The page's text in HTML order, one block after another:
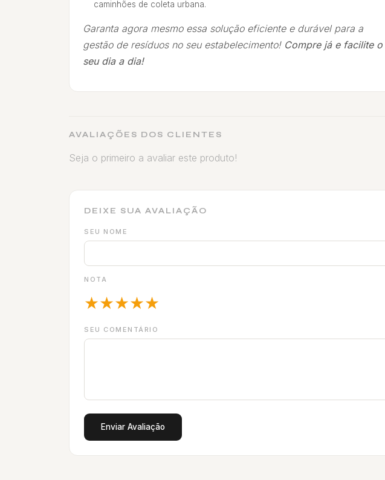
caminhões de coleta urbana.
Garanta agora mesmo essa solução eficiente e durável para a
gestão de resíduos no seu estabelecimento!Compre já e facilite o
seu dia a dia!
AVALIAÇÕES DOS CLIENTES
Seja o primeiro a avaliar este produto!
DEIXE SUA AVALIAÇÃO
SEU NOME
NOTA
★★★★★
SEU COMENTÁRIO
Enviar Avaliação